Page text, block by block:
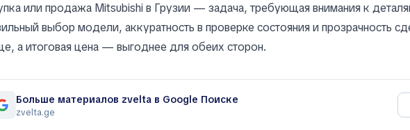
или продажа Mitsubishi в Грузии — задача, требующая внимания к
выбор модели, аккуратность в проверке состояния и прозрачность
а итоговая цена — выгоднее для обеих сторон.
Больше материалов zvelta в Google Поиске
zvelta.ge